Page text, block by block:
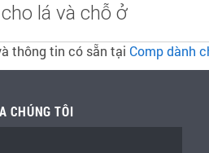
lá và chỗ ở
thông tin có sẵn tại Comp dành
CHÚNG TÔI